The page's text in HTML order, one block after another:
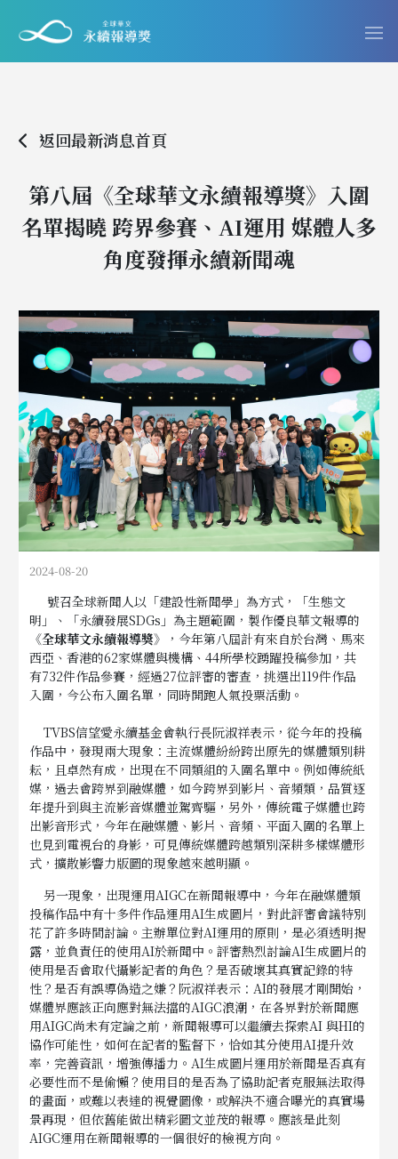
返回最新消息首頁
第八屆《全球華文永續報導獎》入圍
名單揭曉 跨界參賽、AI運用 媒體人多
角度發揮永續新聞魂
2024-08-20
號召全球新聞人以「建設性新聞學」為方式，「生態文
明」、「永續發展SDGs」為主題範圍，製作優良華文報導的
《全球華文永續報導獎》
，今年第八屆計有來自於台灣、馬來
西亞、香港的62家媒體與機構、44所學校踴躍投稿參加，共
有732件作品參賽，經過27位評審的審查，挑選出119件作品
入圍，今公布入圍名單，同時開跑人氣投票活動。
TVBS信望愛永續基金會執行長阮淑祥表示，從今年的投稿
作品中，發現兩大現象：主流媒體紛紛跨出原先的媒體類別耕
耘，且卓然有成，出現在不同類組的入圍名單中。例如傳統紙
媒，過去會跨界到融媒體，如今跨界到影片、音頻類，品質逐
年提升到與主流影音媒體並駕齊驅，另外，傳統電子媒體也跨
出影音形式，今年在融媒體、影片、音頻、平面入圍的名單上
也見到電視台的身影，可見傳統媒體跨越類別深耕多樣媒體形
式，擴散影響力版圖的現象越來越明顯。
另一現象，出現運用AIGC在新聞報導中，今年在融媒體類
投稿作品中有十多件作品運用AI生成圖片，對此評審會議特別
花了許多時間討論。主辦單位對AI運用的原則，是必須透明揭
露，並負責任的使用AI於新聞中。評審熱烈討論AI生成圖片的
使用是否會取代攝影記者的角色？是否破壞其真實記錄的特
性？是否有誤導偽造之嫌？阮淑祥表示：AI的發展才剛開始，
媒體界應該正向應對無法擋的AIGC浪潮，在各界對於新聞應
用AIGC尚未有定論之前，新聞報導可以繼續去探索AI 與HI的
協作可能性，如何在記者的監督下，恰如其分使用AI提升效
率，完善資訊，增強傳播力。AI生成圖片運用於新聞是否真有
必要性而不是偷懶？使用目的是否為了協助記者克服無法取得
的畫面，或難以表達的視覺圖像，或解決不適合曝光的真實場
景再現，但依舊能做出精彩圖文並茂的報導。應該是此刻
AIGC運用在新聞報導的一個很好的檢視方向。